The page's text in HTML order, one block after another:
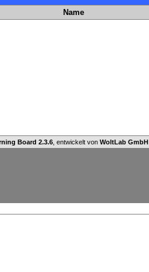
Name
Board 2.3.6 , entwickelt von WoltLab GmbH